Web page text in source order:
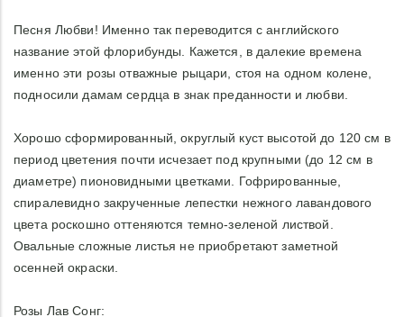
Песня Любви! Именно так переводится с английского
название этой флорибунды. Кажется, в далекие времена
именно эти розы отважные рыцари, стоя на одном колене,
подносили дамам сердца в знак преданности и любви.
Хорошо сформированный, округлый куст высотой до 120 см в
период цветения почти исчезает под крупными (до 12 см в
диаметре) пионовидными цветками. Гофрированные,
спиралевидно закрученные лепестки нежного лавандового
цвета роскошно оттеняются темно-зеленой листвой.
Овальные сложные листья не приобретают заметной
осенней окраски.
Розы Лав Сонг: